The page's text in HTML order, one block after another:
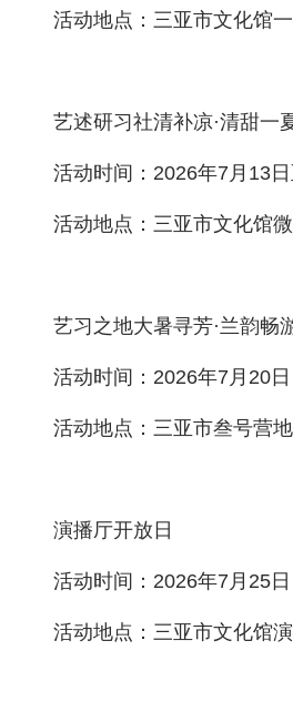
活动地点：三亚市文化馆一
艺述研习社清补凉·清甜一
活动时间：2026年7月13日
活动地点：三亚市文化馆微
艺习之地大暑寻芳·兰韵畅
活动时间：2026年7月20日
活动地点：三亚市叁号营地
演播厅开放日
活动时间：2026年7月25日
活动地点：三亚市文化馆